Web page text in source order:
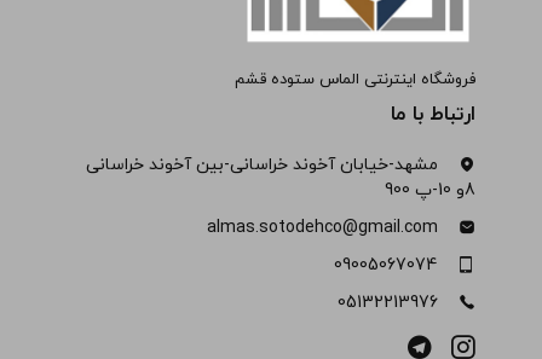
فروشگاه اینترنتی الماس ستوده قشم
ارتباط با ما
مشهد-خیابان آخوند خراسانی-بین آخوند خراسانی
8و 10-پ 900
almas.sotodehco@gmail.com
09005067074
05132213976